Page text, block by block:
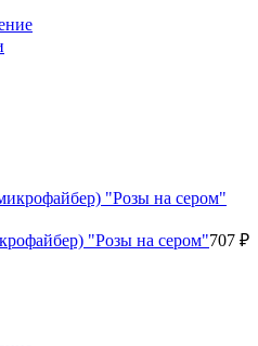
"Розы на сером"707 ₽